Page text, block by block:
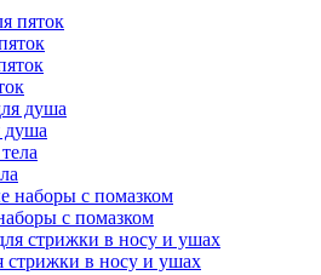
душа
с помазком
в носу и ушах